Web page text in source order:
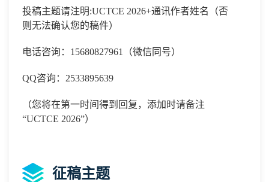
投稿主题请注明:UCTCE 2026+通讯作者姓名（否
则无法确认您的稿件）
电话咨询： 15680827961 （微信同号）
QQ咨询： 2533895639
（您将在第一时间得到回复，添加时请备注
“UCTCE 2026”）
征稿主题